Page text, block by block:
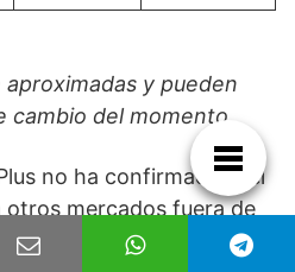
y pueden
cambio del momento.
no ha confirmado si el
otros mercados fuera de